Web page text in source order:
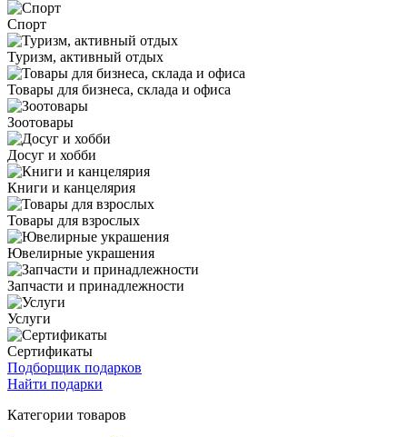
Спорт
Туризм, активный отдых
Товары для бизнеса, склада и офиса
Зоотовары
Досуг и хобби
Книги и канцелярия
Товары для взрослых
Ювелирные украшения
Запчасти и принадлежности
Услуги
Сертификаты
Подборщик подарков
Найти подарки
Категории товаров